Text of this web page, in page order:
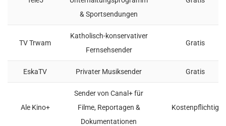
& Sportsendungen
TV Trwam
Katholisch-konservativer
Fernsehsender
Gratis
EskaTV Privater Musiksender Gratis
Ale Kino+
Sender von Canal+ für
Filme, Reportagen &
Dokumentationen
Kostenpflichtig